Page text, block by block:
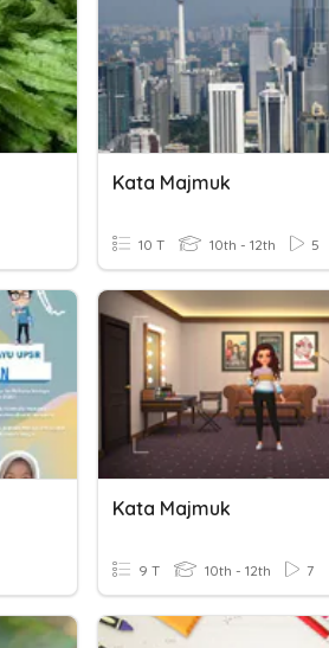
Kata Majmuk
10 T 10th - 12th 5
Kata Majmuk
9 T 10th - 12th 7